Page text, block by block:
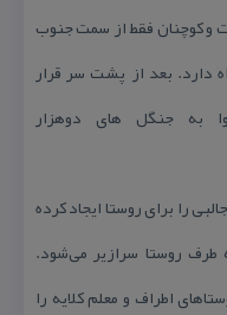
و كوچنان فقط از سمت جنوب
دارد. بعد از پشت سر قرار
به جنگل های دوهزار
را برای روستا ایجاد كرده
طرف روستا سرازیر می‌شود.
اطراف و معلم كلایه را